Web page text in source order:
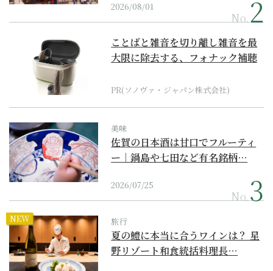
2026/08/01
No.
ことばと雑音を切り離し雑音を最
大限に除去する、フォナック補聴
PR(ソノヴァ・ジャパン株式会社)
美味
佐賀の日本酒は甘口でフルーティ
ー｜鍋島や七田など有名銘柄…
2026/07/25
No.
NEW 旅行
夏の鱧に本当に合うワインは？ 星
野リゾート和食統括料理長…